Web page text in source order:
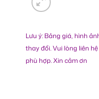
Lưu ý: Bảng giá, hình
thay đổi. Vui lòng liên
phù hợp. Xin cảm ơn